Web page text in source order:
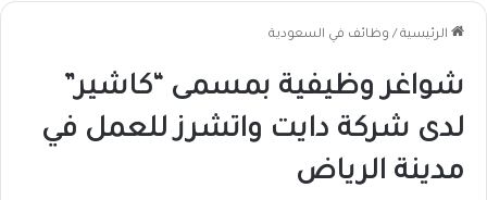
الرئيسية / وظائف في السعودية
شواغر وظيفية بمسمى “كاشير”
لدى شركة دايت واتشرز للعمل في
مدينة الرياض